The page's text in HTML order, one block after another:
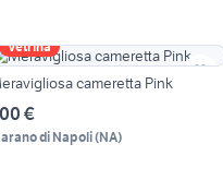
Vetrina
cameretta Pink
€
di Napoli(NA)